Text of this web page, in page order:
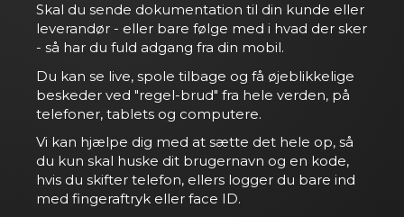
Skal du sende dokumentation til din kunde eller
leverandør - eller bare følge med i hvad der sker
- så har du fuld adgang fra din mobil.
Du kan se live, spole tilbage og få øjeblikkelige
beskeder ved "regel-brud" fra hele verden, på
telefoner, tablets og computere.
Vi kan hjælpe dig med at sætte det hele op, så
du kun skal huske dit brugernavn og en kode,
hvis du skifter telefon, ellers logger du bare ind
med fingeraftryk eller face ID.